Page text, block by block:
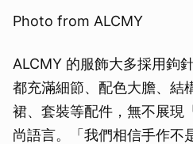
Photo from ALCMY
ALCMY 的服飾大多採用鉤
都充滿細節、配色大膽、結
裙、套裝等配件，無不展現
尚語言。「我們相信手作不